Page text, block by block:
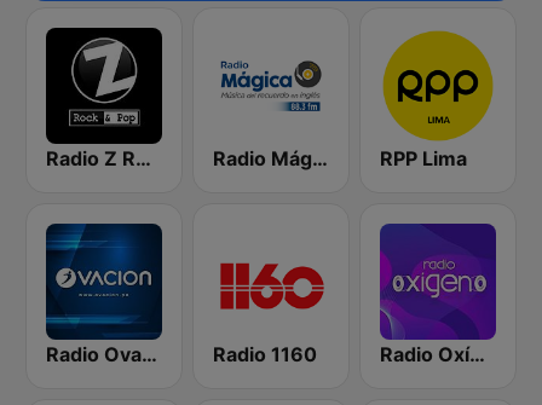
Radio Z Rock & Pop Radio Mágica 88.3 FM RPP Lima
Radio Ovación Radio 1160 Radio Oxígeno